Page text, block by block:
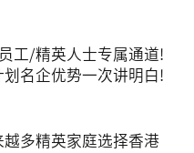
工/精英人士专属通道!
划名企优势一次讲明白!
越多精英家庭选择香港